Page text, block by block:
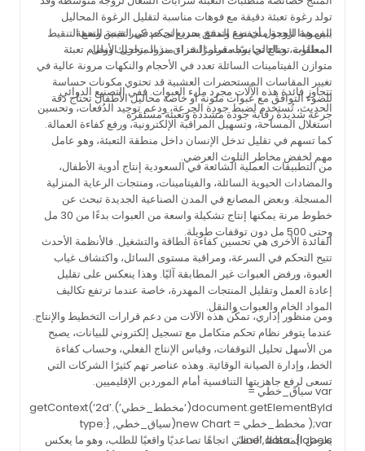
تولد رغوة تعبئة دقيقة مع فوهات مناسبة لتقليل الرغوة المحاليل
الفموية لزوجة منخفضة وتدفق سريع تحكم في الفيض ومنع التنقيط
المعلقات تحتاج تجانسًا مستمرًا خزان مزود بتحريك ونظام تعبئة
متوازن الفيتامينات السائلة تعدد في الأحجام والنكهات مرونة عالية في
تغيير المقاسات المستحضرات العشبية قد تحتوي مكونات حساسة
للضوء التوافق مع عبوات ملونة أو خاصة محاليل الأطفال تحتاج دقة
جرعة شديدة رقابة جودة مشددة وتعبئة مستقرة
يبين هذا الجدول أن نوع المنتج يحدد إلى حد كبير تقنية التعبئة
المطلوبة، وبالتالي يوجه قرار الشراء منذ المراحل الأولى.
تتجاوز فائدة هذه الآلات مجرد ملء العبوات. ففي التصنيع الدوائي
الحديث، تُستخدم لضبط جودة الجرعة، ودعم توحيد الدُفعات، وتحسين
استغلال المساحة، وتسهيل المراقبة الإلكترونية، ورفع كفاءة العمالة.
كما تسهم في تقليل تدخل الإنسان داخل منطقة التعبئة، وهو عامل
مهم لخفض مخاطر التلوث العرضي.
من التطبيقات العملية الشائعة في السعودية إنتاج أدوية الأطفال،
والمضادات الحيوية السائلة، والفيتامينات، ومنتجات الرعاية المنزلية
المسجلة. وبعض المصانع في المدن الصناعية الجديدة تبحث عن
خطوط مرنة يمكنها إنتاج تشكيلة واسعة من العبوات بدءًا من 30 مل
وحتى 500 مل دون توقفات طويلة.
الفائدة الأخرى هي تحسين كفاءة الطاقة والتشغيل. فالأنظمة الأحدث
تتيح التحكم في السرعة، ومراقبة مستوى السائل، واكتشاف غياب
العبوة، ورفض العبوات غير المطابقة آليًا. وهذا ينعكس على تقليل
إعادة العمل وتقليل المنتجات المهدرة، خاصة عندما ترتفع تكاليف
المواد الخام والعبوات والنقل.
ومن منظور إداري، تمكّن هذه الآلات من دعم قرارات التخطيط والإنتاج.
عندما يتوفر نظام تحكم متكامل مع تسجيل إلكتروني للبيانات، يصبح
من الأسهل تحليل التوقفات، وقياس الإنتاج الفعلي، وحساب كفاءة
الخط، وإدارة الصيانة الوقائية. وهذه عناصر تهم كثيرًا الشركات التي
تسعى لرفع جاهزيتها التنافسية أمام الموردين الإقليميين.
var سياق_خطي =
document.getElementById(‘مخطط_خطي’).getContext(‘2d’
);var مخطط_خطي = new Chart(سياق_خطي, {type:
‘line’,data: {labels:
يعرض المخطط الخطي اتجاهًا تصاعديًا واقعيًا للطلب، وهو ما يعكس